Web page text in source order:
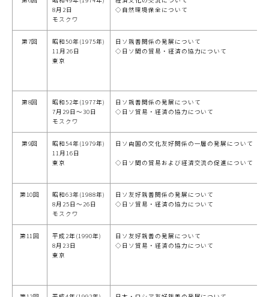
8月2日
モスクワ
◇自然環境保全について
第7回
昭和50年(1975年)
11月26日
東京
日ソ親善関係の発展について
◇日ソ間の貿易・経済の協力について
第8回
昭和52年(1977年)
7月29日～30日
モスクワ
日ソ親善関係の発展について
◇日ソ貿易・経済の協力について
第9回
昭和54年(1979年)
11月16日
東京
日ソ両国の文化友好関係の一層の発展について
◇日ソ間の貿易および経済交流の促進について
第10回
昭和63年(1988年)
8月25日～26日
モスクワ
日ソ友好親善関係の発展について
◇日ソ貿易・経済の協力について
第11回
平成2年(1990年)
8月23日
東京
日ソ友好親善の発展について
◇日ソ貿易・経済の協力について